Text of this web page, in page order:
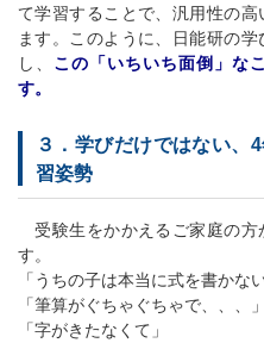
て学習することで、汎用性の
ます。このように、日能研の
し、 この「いちいち面倒」な
す。
３．学びだけではない、
習姿勢
受験生をかかえるご家庭の方
す。
「うちの子は本当に式を書かな
「筆算がぐちゃぐちゃで、、、」
「字がきたなくて」